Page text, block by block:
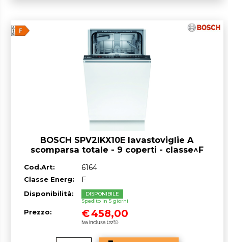
BOSCH SPV2IKX10E lavastoviglie A
scomparsa totale - 9 coperti - classe^F
Cod.Art: 6164
Classe Energ: F
Disponibilità:
DISPONIBILE
Spedito in 5 giorni
Prezzo: €458,00
Iva inclusa (22%)